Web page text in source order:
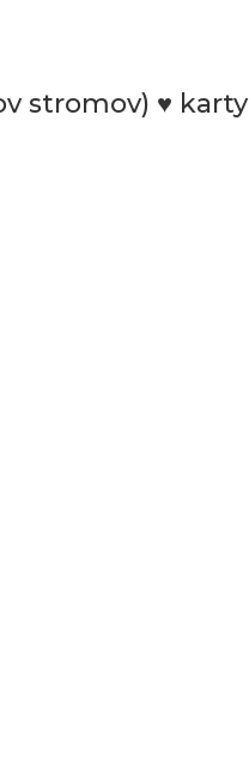
stromov) ♥ karty